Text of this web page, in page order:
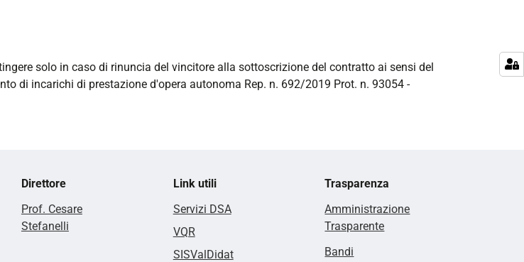
solo in caso di rinuncia del vincitore alla sottoscrizione del contratto ai sensi del
di incarichi di prestazione d'opera autonoma Rep. n. 692/2019 Prot. n. 93054 -
Direttore
Prof. Cesare
Stefanelli
Link utili
Servizi DSA
VQR
SISValDidat
Trasparenza
Amministrazione
Trasparente
Bandi